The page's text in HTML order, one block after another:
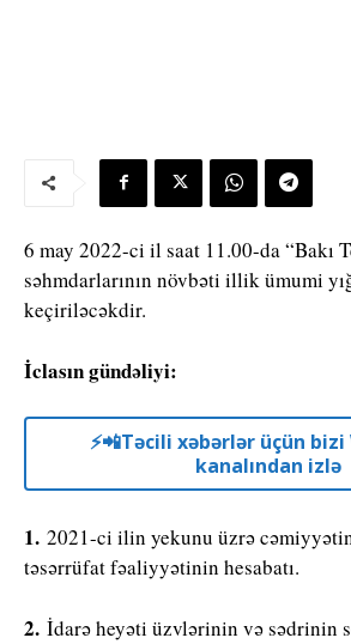
6 may 2022-ci il saat 11.00-da “Bakı
səhmdarlarının növbəti illik ümumi
keçiriləcəkdir.
İclasın gündəliyi:
⚡️📲Təcili xəbərlər üçün
kanalından izlə
1. 2021-ci ilin yekunu üzrə
təsərrüfat fəaliyyətinin hesabatı.
2. İdarə heyəti üzvlərinin və sədrinin